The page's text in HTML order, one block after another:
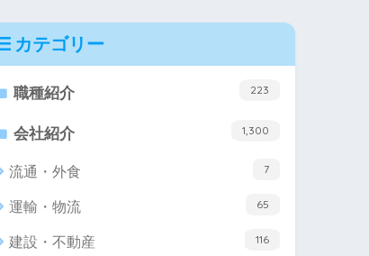
カテゴリー
職種紹介 223
会社紹介 1,300
流通・外食 7
運輸・物流 65
建設・不動産 116